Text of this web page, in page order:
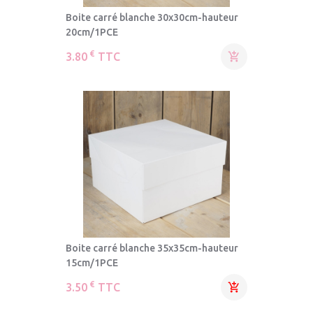
Boite carré blanche 30x30cm-hauteur
20cm/1PCE
3.80 € TTC 
Boite carré blanche 35x35cm-hauteur
15cm/1PCE
3.50 € TTC 